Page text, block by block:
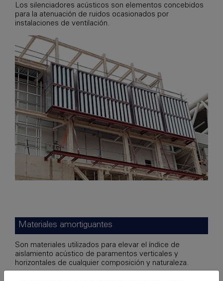
Los silenciadores acústicos son elementos concebidos
para la atenuación de ruidos ocasionados por
instalaciones de ventilación.
Materiales amortiguantes
Son materiales utilizados para elevar el índice de
aislamiento acústico de paramentos verticales y
horizontales de cualquier composición y naturaleza.